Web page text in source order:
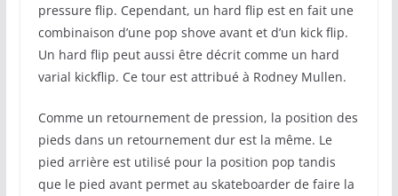
pressure flip. Cependant, un hard flip est en fait une
combinaison d’une pop shove avant et d’un kick flip.
Un hard flip peut aussi être décrit comme un hard
varial kickflip. Ce tour est attribué à Rodney Mullen.
Comme un retournement de pression, la position des
pieds dans un retournement dur est la même. Le
pied arrière est utilisé pour la position pop tandis
que le pied avant permet au skateboarder de faire la